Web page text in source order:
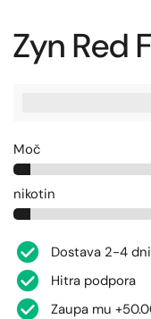
Zyn Red
Moč
nikotin
Dostava 2-4 dni
Hitra podpora
Zaupa mu